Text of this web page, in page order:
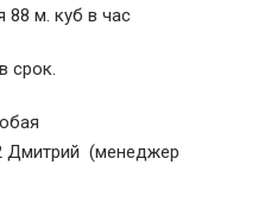
88 м. куб в час
срок.
Дмитрий (менеджер